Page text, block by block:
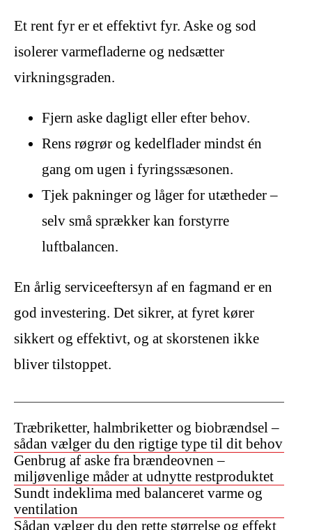
Et rent fyr er et effektivt fyr. Aske og sod
isolerer varmefladerne og nedsætter
virkningsgraden.
Fjern aske dagligt eller efter behov.
Rens røgrør og kedelflader mindst én
gang om ugen i fyringssæsonen.
Tjek pakninger og låger for utætheder –
selv små sprækker kan forstyrre
luftbalancen.
En årlig serviceeftersyn af en fagmand er en
god investering. Det sikrer, at fyret kører
sikkert og effektivt, og at skorstenen ikke
bliver tilstoppet.
Træbriketter, halmbriketter og biobrændsel –
sådan vælger du den rigtige type til dit behov
Genbrug af aske fra brændeovnen –
miljøvenlige måder at udnytte restproduktet
Sundt indeklima med balanceret varme og
ventilation
Sådan vælger du den rette størrelse og effekt